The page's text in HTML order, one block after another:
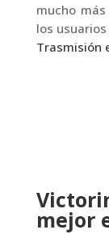
mucho
los
Trasmisión
mejor